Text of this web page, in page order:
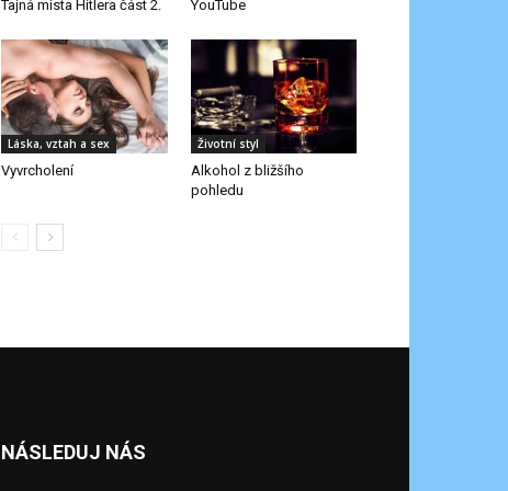
Tajná místa Hitlera část 2. YouTube
Láska, vztah a sex
Vyvrcholení
Životní styl
Alkohol z bližšího
pohledu
NÁSLEDUJ NÁS